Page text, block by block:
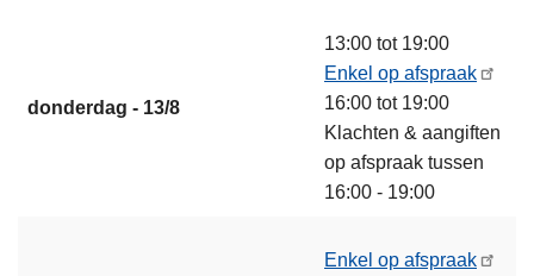
donderdag - 13/8
13:00 tot 19:00
Enkel op afspraak
16:00 tot 19:00
Klachten & aangiften
op afspraak tussen
16:00 - 19:00
Enkel op afspraak